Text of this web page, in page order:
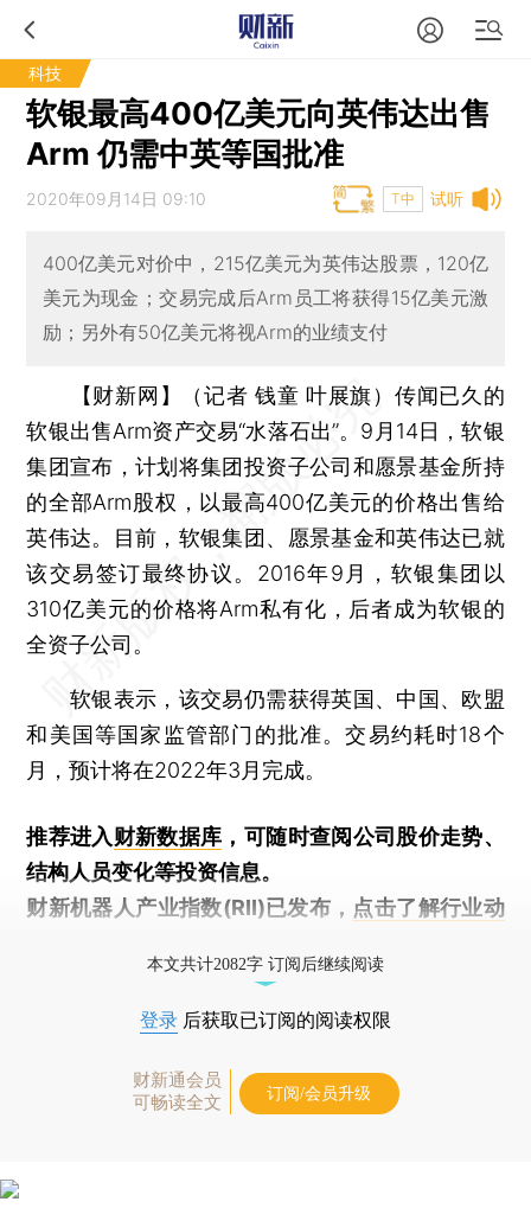
科技
软银最高400亿美元向英伟达出售
Arm 仍需中英等国批准
试听
2020年09月14日 09:10 T中
400亿美元对价中，215亿美元为英伟达股票，120亿
美元为现金；交易完成后Arm员工将获得15亿美元激
励；另外有50亿美元将视Arm的业绩支付
【财新网】（记者 钱童 叶展旗） 传闻已久的
软银出售Arm资产交易“水落石出”。9月14日，软银
集团宣布，计划将集团投资子公司和愿景基金所持
的全部Arm股权，以最高400亿美元的价格出售给
英伟达。目前，软银集团、愿景基金和英伟达已就
该交易签订最终协议。2016年9月，软银集团以
310亿美元的价格将Arm私有化，后者成为软银的
全资子公司。
软银表示，该交易仍需获得英国、中国、欧盟
和美国等国家监管部门的批准。交易约耗时18个
月，预计将在2022年3月完成。
推荐进入财新数据库 ，可随时查阅公司股价走势、
结构人员变化等投资信息。
财新机器人产业指数(RII)已发布， 点击了解行业动
本文共计2082字 订阅后继续阅读
登录 后获取已订阅的阅读权限
财新通会员
可畅读全文
订阅/会员升级